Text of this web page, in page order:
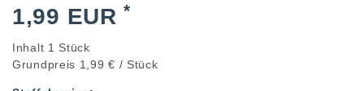
1,99 EUR*
Inhalt 1 Stück
Grundpreis 1,99 € / Stück